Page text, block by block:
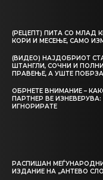
(РЕЦЕПТ) ПИТА СО МЛАД
КОРИ И МЕСЕЊЕ, САМО
(ВИДЕО) НАЈДОБРИОТ
ШТАНГЛИ, СОЧНИ И
ПРАВЕЊЕ, А УШТЕ
ОБРНЕТЕ ВНИМАНИЕ –
ПАРТНЕР ВЕ
ИГНОРИРАТЕ
РАСПИШАН
ИЗДАНИЕ НА „АНТЕВО